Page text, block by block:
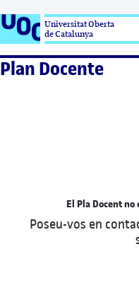
Universitat Oberta
de Catalunya
Plan Docente
El Pla Docent
Poseu-vos en